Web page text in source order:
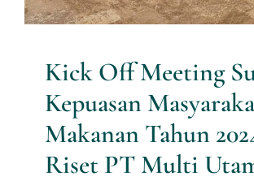
Kick Off Meeting
Kepuasan
Makanan Tahun
Riset PT Multi